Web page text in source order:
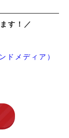
す！／
ドメディア）